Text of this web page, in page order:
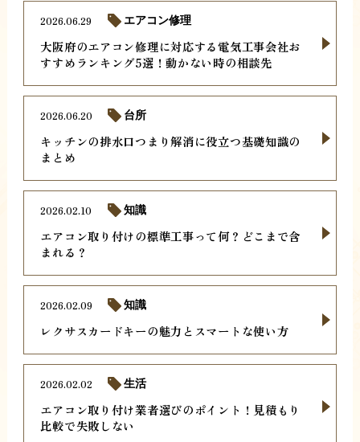
大阪府のエアコン修理に対応する電気工事会社お
すすめランキング5選！動かない時の相談先
2026.06.29 エアコン修理
キッチンの排水口つまり解消に役立つ基礎知識の
まとめ
2026.06.20 台所
エアコン取り付けの標準工事って何？どこまで含
まれる？
2026.02.10 知識
レクサスカードキーの魅力とスマートな使い方
2026.02.09 知識
エアコン取り付け業者選びのポイント！見積もり
比較で失敗しない
2026.02.02 生活